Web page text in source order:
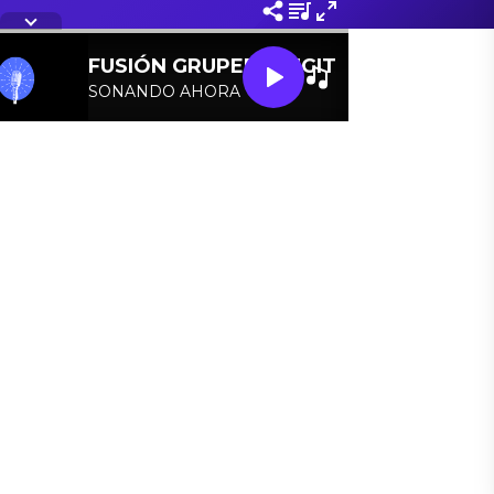
FUSIÓN GRUPERA DIGITAL
SONANDO AHORA
Letra de la cancion